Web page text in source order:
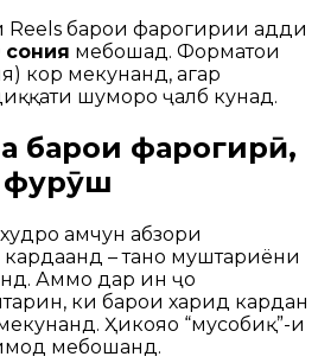
барои фарогирии ҳадди
сония мебошад. Форматҳои
кор мекунанд, агар
шуморо ҷалб кунад.
барои фарогирӣ,
фурӯш
ҳамчун абзори
– танҳо муштариёни
Аммо дар ин ҷо
ки барои харид кардан
Ҳикояҳо “мусобиқ”-и
мебошанд.